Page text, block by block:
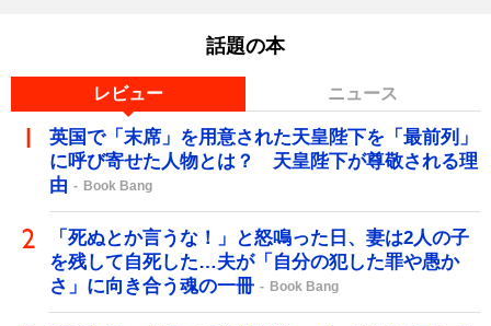
話題の本
レビュー ニュース
英国で「末席」を用意された天皇陛下を「最前列」
に呼び寄せた人物とは？ 天皇陛下が尊敬される理
由
Book Bang
「死ぬとか言うな！」と怒鳴った日、妻は2人の子
を残して自死した…夫が「自分の犯した罪や愚か
さ」に向き合う魂の一冊
Book Bang